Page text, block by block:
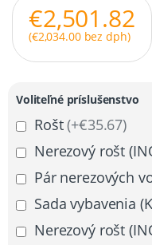
€2,501.82
(€2,034.00bez dph)
Voliteľné príslušenstvo
Rošt(+€35.67)
Nerezový rošt
Pár nerezových
Sada vybavenia
Nerezový rošt